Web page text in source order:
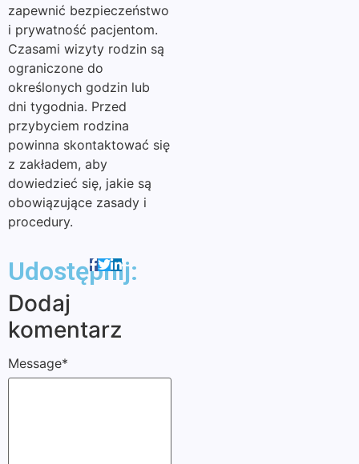
zapewnić bezpieczeństwo
i prywatność pacjentom.
Czasami wizyty rodzin są
ograniczone do
określonych godzin lub
dni tygodnia. Przed
przybyciem rodzina
powinna skontaktować się
z zakładem, aby
dowiedzieć się, jakie są
obowiązujące zasady i
procedury.
Udostępnij:
Dodaj
komentarz
Message*